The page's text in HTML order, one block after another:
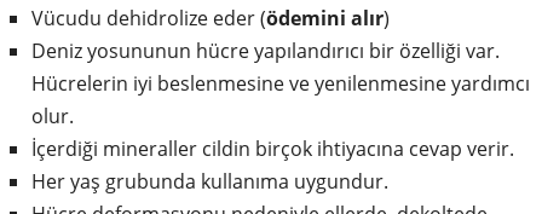
Vücudu dehidrolize eder (ödemini alır)
Deniz yosununun hücre yapılandırıcı bir özelliği var.
Hücrelerin iyi beslenmesine ve yenilenmesine yardımcı
olur.
İçerdiği mineraller cildin birçok ihtiyacına cevap verir.
Her yaş grubunda kullanıma uygundur.